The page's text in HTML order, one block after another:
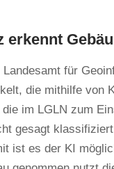
erkennt
für
die mithilfe von
im LGLN zum
gesagt
ist es der KI